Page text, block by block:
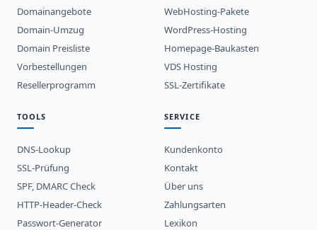
Domainangebote
Domain-Umzug
Domain Preisliste
Vorbestellungen
Resellerprogramm
WebHosting-Pakete
WordPress-Hosting
Homepage-Baukasten
VDS Hosting
SSL-Zertifikate
TOOLS
DNS-Lookup
SSL-Prüfung
SPF, DMARC Check
HTTP-Header-Check
Passwort-Generator
SERVICE
Kundenkonto
Kontakt
Über uns
Zahlungsarten
Lexikon